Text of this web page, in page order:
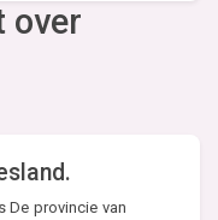
over
De provincie van